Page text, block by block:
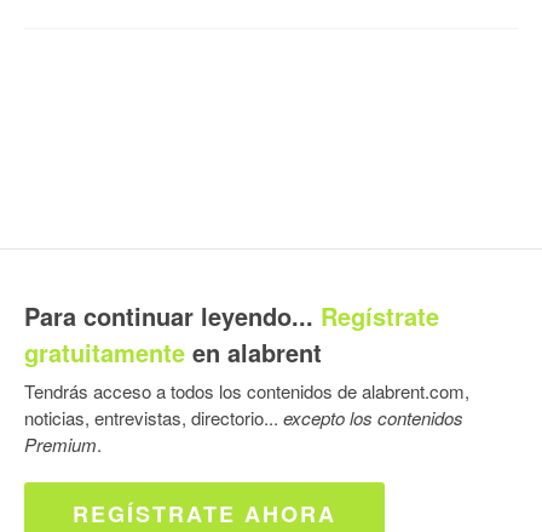
Para continuar leyendo... Regístrate
gratuitamente en alabrent
Tendrás acceso a todos los contenidos de alabrent.com,
noticias, entrevistas, directorio... excepto los contenidos
Premium.
REGÍSTRATE AHORA